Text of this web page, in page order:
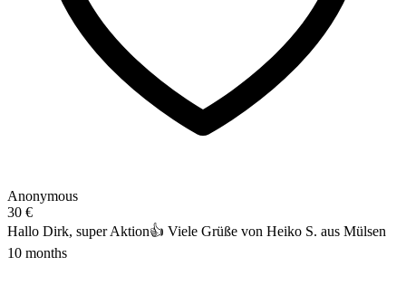
Anonymous
30 €
Hallo Dirk, super Aktion👍 Viele Grüße von Heiko S. aus Mülsen
10 months